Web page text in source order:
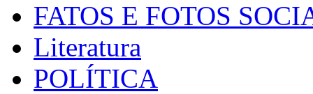
FATOS E FOTOS
Literatura
POLÍTICA